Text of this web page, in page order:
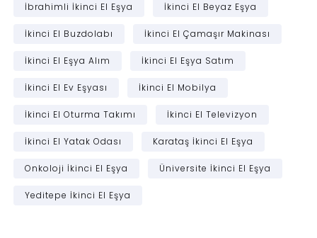
İbrahimli İkinci El Eşya İkinci El Beyaz Eşya
İkinci El Buzdolabı İkinci El Çamaşır Makinası
İkinci El Eşya Alım İkinci El Eşya Satım
İkinci El Ev Eşyası İkinci El Mobilya
İkinci El Oturma Takımı İkinci El Televizyon
İkinci El Yatak Odası Karataş İkinci El Eşya
Onkoloji İkinci El Eşya Üniversite İkinci El Eşya
Yeditepe İkinci El Eşya